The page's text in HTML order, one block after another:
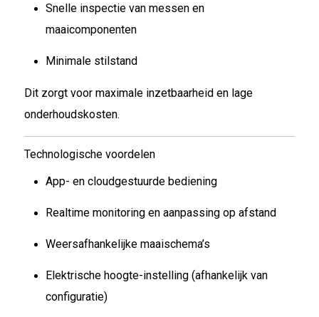
Snelle inspectie van messen en
maaicomponenten
Minimale stilstand
Dit zorgt voor maximale inzetbaarheid en lage
onderhoudskosten.
Technologische voordelen
App- en cloudgestuurde bediening
Realtime monitoring en aanpassing op afstand
Weersafhankelijke maaischema’s
Elektrische hoogte-instelling (afhankelijk van
configuratie)